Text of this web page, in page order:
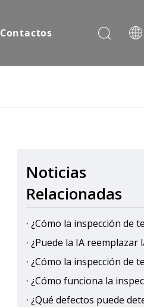
Contactos
Noticias
Relacionadas